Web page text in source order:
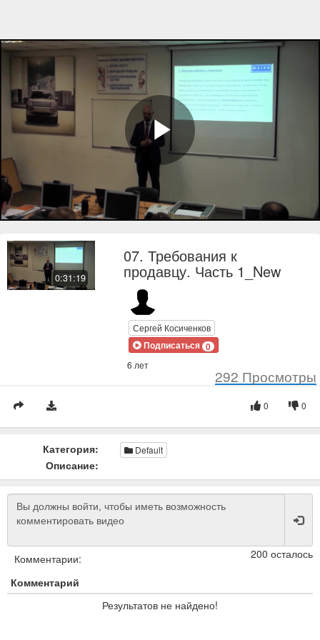
Play
0:31:19
07. Требования к
продавцу. Часть 1_New
Сергей Косиченков
Подписаться 0
6 лет
292 Просмотры
0
0
Категория: Default
Описание:
200 осталось
Комментарии:
Комментарий
Результатов не найдено!